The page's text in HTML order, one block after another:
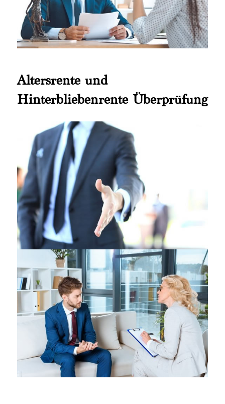
Altersrente und
Hinterbliebenrente Überprüfung